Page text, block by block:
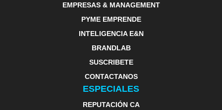
EMPRESAS & MANAGEMENT
PYME EMPRENDE
INTELIGENCIA E&N
BRANDLAB
SUSCRIBETE
CONTACTANOS
ESPECIALES
REPUTACIÓN CA